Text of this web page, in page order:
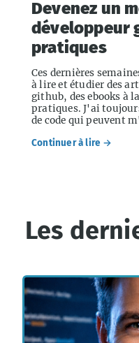
Devenez un
développeur
pratiques
Ces dernières
à lire et étudier des
github, des ebooks à
pratiques. J'ai
de code qui peuvent
Continuer à lire →
Les